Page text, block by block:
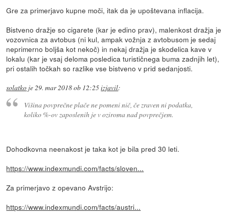
Gre za primerjavo kupne moči, itak da je upoštevana inflacija.
Bistveno dražje so cigarete (kar je edino prav), malenkost dražja je
vozovnica za avtobus (ni kul, ampak vožnja z avtobusom je sedaj
neprimerno boljša kot nekoč) in nekaj dražja je skodelica kave v
lokalu (kar je vsaj deloma posledica turističnega buma zadnjih let),
pri ostalih točkah so razlike vse bistveno v prid sedanjosti.
solatko je29. mar 2018 ob 12:25izjavil:
Višina povprečne plače ne pomeni nič, če zraven ni podatka,
koliko %-ov zaposlenih je v oziroma nad povprečjem.
Dohodkovna neenakost je taka kot je bila pred 30 leti.
https://www.indexmundi.com/facts/sloven...
Za primerjavo z opevano Avstrijo:
https://www.indexmundi.com/facts/austri...